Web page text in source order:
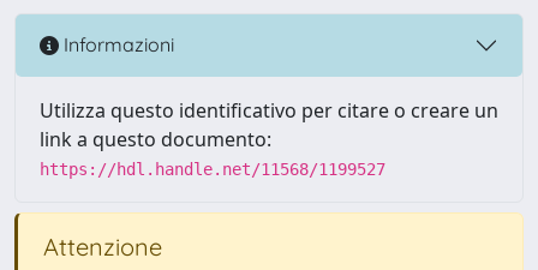
Informazioni
Utilizza questo identificativo per citare o creare un
link a questo documento:
https://hdl.handle.net/11568/1199527
Attenzione